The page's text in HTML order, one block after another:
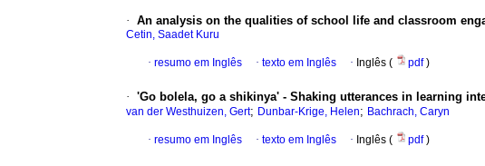
· An analysis on the qualities of school life and classroom
Cetin, Saadet Kuru
· resumo em Inglês · texto em Inglês · Inglês ( pdf)
· 'Go bolela, go a shikinya' - Shaking utterances in learning
van der Westhuizen, Gert; Dunbar-Krige, Helen; Bachrach, Caryn
· resumo em Inglês · texto em Inglês · Inglês ( pdf)